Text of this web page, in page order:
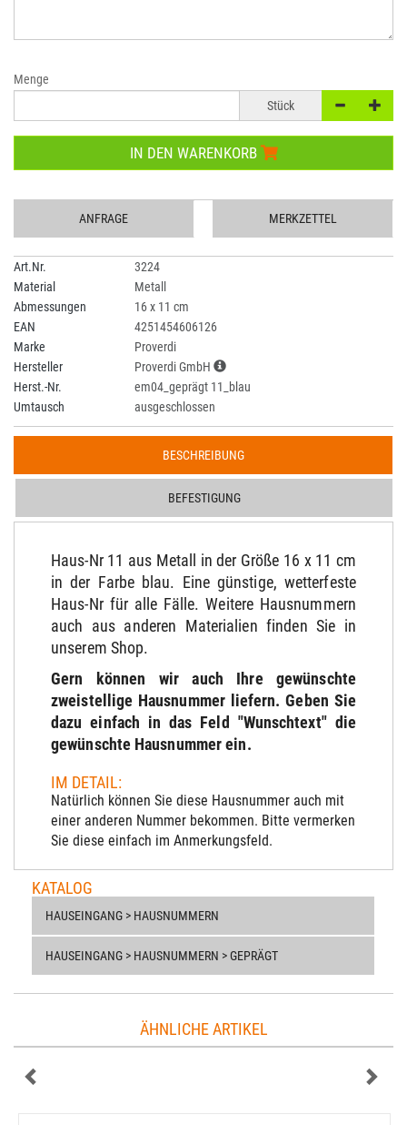
Menge
Stück
IN DEN WARENKORB
ANFRAGE MERKZETTEL
Art.Nr.
3224
Material
Metall
Abmessungen
16 x 11 cm
EAN
4251454606126
Marke
Proverdi
Hersteller
Proverdi GmbH
Herst.-Nr.
em04_geprägt 11_blau
Umtausch
ausgeschlossen
BESCHREIBUNG
BEFESTIGUNG
Haus-Nr 11 aus Metall in der Größe 16 x 11 cm
in der Farbe blau. Eine günstige, wetterfeste
Haus-Nr für alle Fälle. Weitere Hausnummern
auch aus anderen Materialien finden Sie in
unserem Shop.
Gern können wir auch Ihre gewünschte
zweistellige Hausnummer liefern. Geben Sie
dazu einfach in das Feld "Wunschtext" die
gewünschte Hausnummer ein.
IM DETAIL:
Natürlich können Sie diese Hausnummer auch mit
einer anderen Nummer bekommen. Bitte vermerken
Sie diese einfach im Anmerkungsfeld.
KATALOG
HAUSEINGANG > HAUSNUMMERN
HAUSEINGANG > HAUSNUMMERN > GEPRÄGT
ÄHNLICHE ARTIKEL